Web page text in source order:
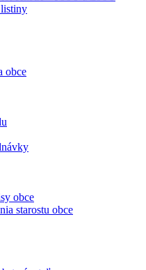
obce
obce
starostu obce